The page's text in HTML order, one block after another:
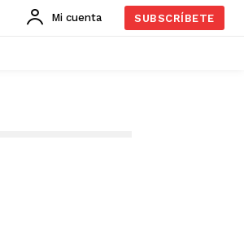
Mi cuenta SUBSCRÍBETE